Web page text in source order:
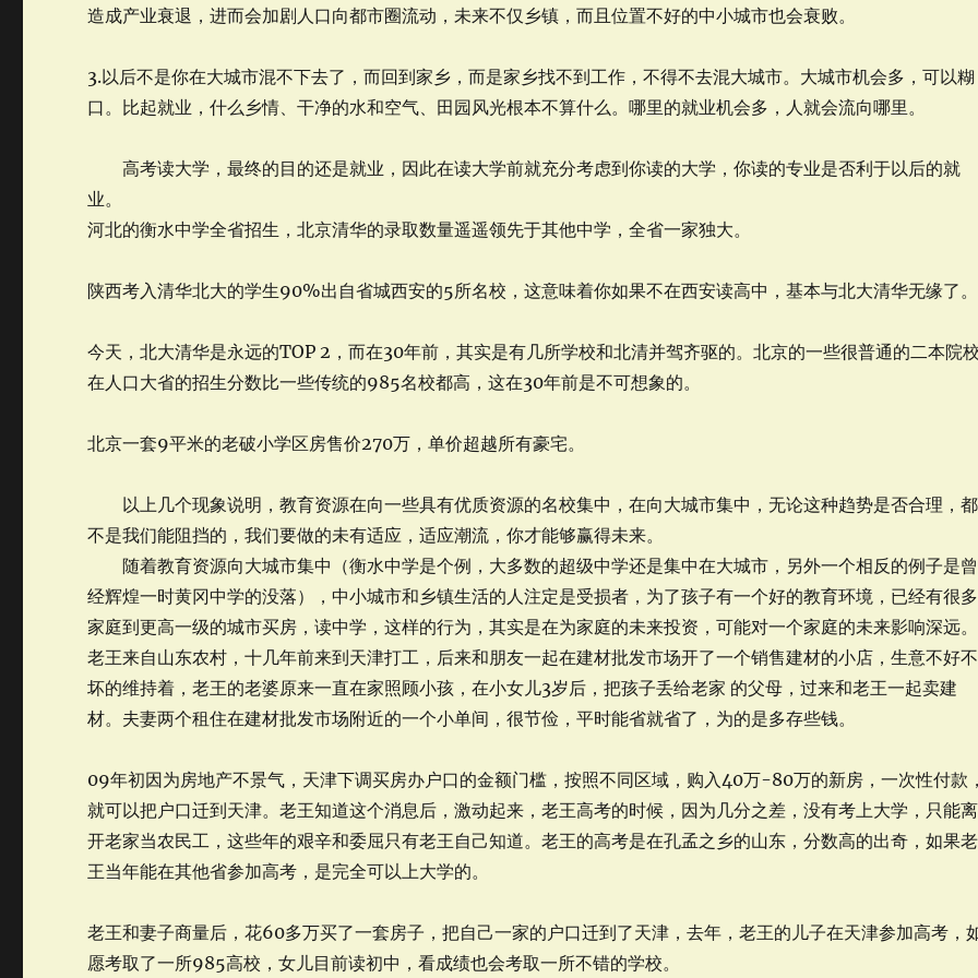
造成产业衰退，进而会加剧人口向都市圈流动，未来不仅乡镇，而且位置不好的中小城市也会衰败。
3.以后不是你在大城市混不下去了，而回到家乡，而是家乡找不到工作，不得不去混大城市。大城市机会多，可以糊
口。比起就业，什么乡情、干净的水和空气、田园风光根本不算什么。哪里的就业机会多，人就会流向哪里。
高考读大学，最终的目的还是就业，因此在读大学前就充分考虑到你读的大学，你读的专业是否利于以后的就
业。
河北的衡水中学全省招生，北京清华的录取数量遥遥领先于其他中学，全省一家独大。
陕西考入清华北大的学生90%出自省城西安的5所名校，这意味着你如果不在西安读高中，基本与北大清华无缘了。
今天，北大清华是永远的TOP 2，而在30年前，其实是有几所学校和北清并驾齐驱的。北京的一些很普通的二本院
在人口大省的招生分数比一些传统的985名校都高，这在30年前是不可想象的。
北京一套9平米的老破小学区房售价270万，单价超越所有豪宅。
以上几个现象说明，教育资源在向一些具有优质资源的名校集中，在向大城市集中，无论这种趋势是否合理，都
不是我们能阻挡的，我们要做的未有适应，适应潮流，你才能够赢得未来。
随着教育资源向大城市集中（衡水中学是个例，大多数的超级中学还是集中在大城市，另外一个相反的例子是曾
经辉煌一时黄冈中学的没落），中小城市和乡镇生活的人注定是受损者，为了孩子有一个好的教育环境，已经有很多
家庭到更高一级的城市买房，读中学，这样的行为，其实是在为家庭的未来投资，可能对一个家庭的未来影响深远。
老王来自山东农村，十几年前来到天津打工，后来和朋友一起在建材批发市场开了一个销售建材的小店，生意不好不
坏的维持着，老王的老婆原来一直在家照顾小孩，在小女儿3岁后，把孩子丢给老家 的父母，过来和老王一起卖建
材。夫妻两个租住在建材批发市场附近的一个小单间，很节俭，平时能省就省了，为的是多存些钱。
09年初因为房地产不景气，天津下调买房办户口的金额门槛，按照不同区域，购入40万-80万的新房，一次性付款
就可以把户口迁到天津。老王知道这个消息后，激动起来，老王高考的时候，因为几分之差，没有考上大学，只能离
开老家当农民工，这些年的艰辛和委屈只有老王自己知道。老王的高考是在孔孟之乡的山东，分数高的出奇，如果老
王当年能在其他省参加高考，是完全可以上大学的。
老王和妻子商量后，花60多万买了一套房子，把自己一家的户口迁到了天津，去年，老王的儿子在天津参加高考，
愿考取了一所985高校，女儿目前读初中，看成绩也会考取一所不错的学校。